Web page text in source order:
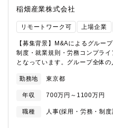
間程度（突発的な業務で残業を
切にしている部署のため、残業
派遣社員１名）のメンバーがい
予定です。■キャリアパス・国内
ャー、最終的にはCFOへの道が
業務だけでなく、財務領域デー
する道もあります。
先述の通り税理士ドットコムと組
広いスコープでの戦略立案に携
の業務例の中からご経験・お強
談させてください【具体的な業
行・各種分析、PDCAの管理事
げ、数字（PL）へ落とし込み、
の伴走■営業戦略の策定および実
予算・KPIの策定から進捗管理、
の部門横断プロジェクトの立案
資産を活かしたイノベーション
ービス・機能構想の具現化国内
稲畑産業株式会社
リモートワーク可 上場企業
【募集背景】M&Aによるグルー
制度・就業規則・労務コンプラ
となっています。グループ全体
【職務内容】本社人事として、
援、M&Aに伴う人事デューデリ
体の人事基盤強化に携わってい
人事・労務管理グループ会社の
勤務地 東京都
年収 700万円～1100万円
職種
人事(採用・労務・制